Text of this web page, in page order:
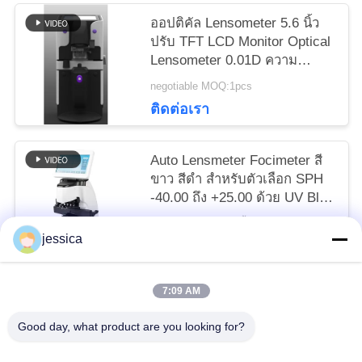
ออปติคัล Lensometer 5.6 นิ้ว
ปรับ TFT LCD Monitor Optical
Lensometer 0.01D ความ
แม่นยำพร้อม Alumiunm Case
negotiable MOQ:1pcs
ติดต่อเรา
Auto Lensmeter Focimeter สี
ขาว สีดํา สําหรับตัวเลือก SPH
-40.00 ถึง +25.00 ด้วย UV Blue
cut Lens Measurement
jessica
7:09 AM
Good day, what product are you looking for?